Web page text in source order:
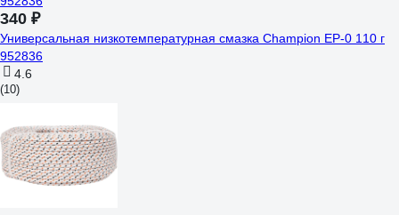
340 ₽
Универсальная низкотемпературная смазка Champion EP-0 110 г
952836
4.6
(10)